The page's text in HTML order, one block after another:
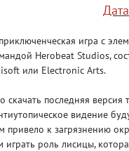
игра с
Herobeat Studios,
или Electronic Arts.
скачать последняя
видение
привело к загрязнению
играть роль лисицы,